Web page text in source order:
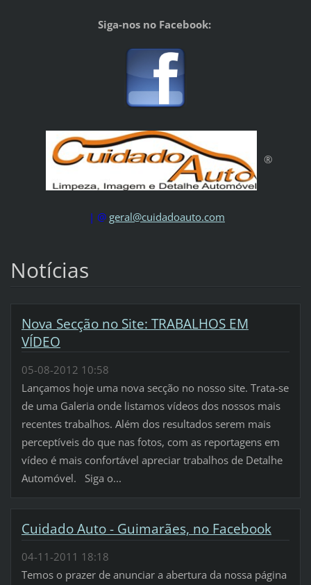
Siga-nos no Facebook:
®
| @ geral@cuidadoauto.com
Notícias
Nova Secção no Site: TRABALHOS EM
VÍDEO
05-08-2012 10:58
Lançamos hoje uma nova secção no nosso site. Trata-se
de uma Galeria onde listamos vídeos dos nossos mais
recentes trabalhos. Além dos resultados serem mais
perceptíveis do que nas fotos, com as reportagens em
vídeo é mais confortável apreciar trabalhos de Detalhe
Automóvel. Siga o...
Cuidado Auto - Guimarães, no Facebook
04-11-2011 18:18
Temos o prazer de anunciar a abertura da nossa página